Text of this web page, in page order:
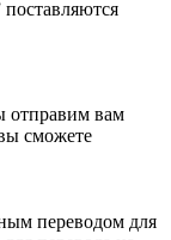
поставляются
отправим вам
сможете
переводом для